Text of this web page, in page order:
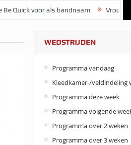
voor als bandnaam Vrouwen 1
WEDSTRIJDEN
Programma vandaag
Kleedkamer-/veldindeling
Programma deze week
Programma volgende
Programma over 2 weken
Programma over 3 weken